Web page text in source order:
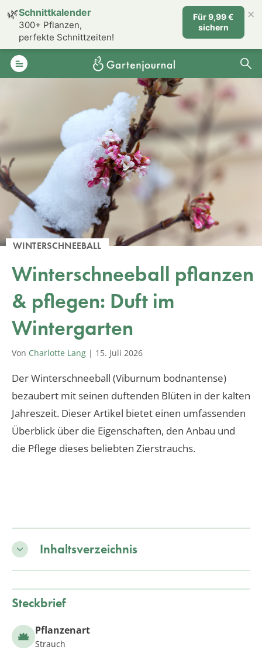
WINTERSCHNEEBALL
Winterschneeball pflanzen
& pflegen: Duft im
Wintergarten
Von Charlotte Lang | 15. Juli 2026
Der Winterschneeball (Viburnum bodnantense)
bezaubert mit seinen duftenden Blüten in der kalten
Jahreszeit. Dieser Artikel bietet einen umfassenden
Überblick über die Eigenschaften, den Anbau und
die Pflege dieses beliebten Zierstrauchs.
Inhaltsverzeichnis
Steckbrief
Pflanzenart
Strauch
🌿Schnittkalender
300+ Pflanzen,
perfekte Schnittzeiten!
Für 9,99 €
sichern
×